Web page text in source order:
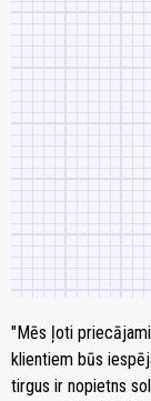
"Mēs ļoti
klientiem būs
tirgus ir nopietns